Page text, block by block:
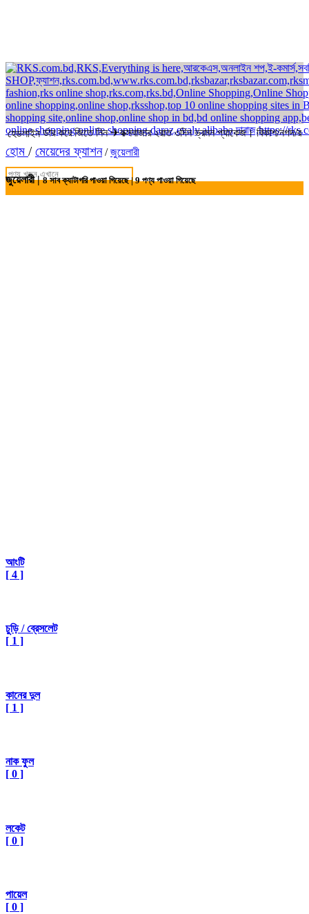
হেডলাইন
অর্ডার করে জিতে নিন ✈কক্সবাজার ২রাত ৩দিন ভ্রমন প্যাকেজ। বিকাশ/নগদ/
হোম /মেয়েদের ফ্যাশন/জুয়েলারী
জুয়েলারী |8সাব ক্যাটাগরি পাওয়া গিয়েছে |9পণ্য পাওয়া গিয়েছে
আংটি
[ 4 ]
চুড়ি / ব্রেসলেট
[ 1 ]
কানের দুল
[ 1 ]
নাক ফুল
[ 0 ]
লকেট
[ 0 ]
পায়েল
[ 0 ]